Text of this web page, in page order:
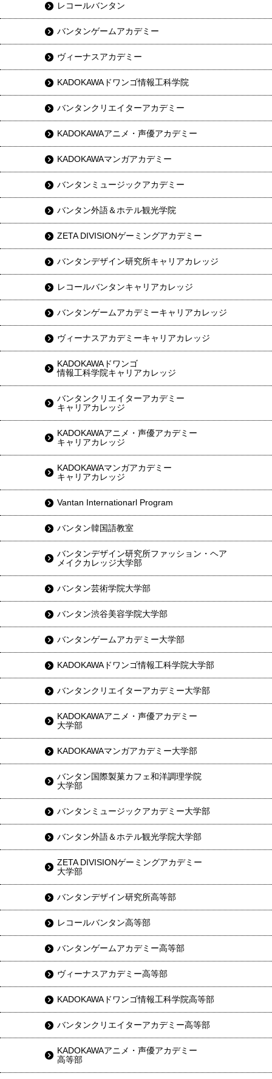
レコールバンタン
バンタンゲームアカデミー
ヴィーナスアカデミー
KADOKAWAドワンゴ情報工科学院
バンタンクリエイターアカデミー
KADOKAWAアニメ・声優アカデミー
KADOKAWAマンガアカデミー
バンタンミュージックアカデミー
バンタン外語＆ホテル観光学院
ZETA DIVISIONゲーミングアカデミー
バンタンデザイン研究所キャリアカレッジ
レコールバンタンキャリアカレッジ
バンタンゲームアカデミーキャリアカレッジ
ヴィーナスアカデミーキャリアカレッジ
KADOKAWAドワンゴ
情報工科学院キャリアカレッジ
バンタンクリエイターアカデミー
キャリアカレッジ
KADOKAWAアニメ・声優アカデミー
キャリアカレッジ
KADOKAWAマンガアカデミー
キャリアカレッジ
Vantan Internationarl Program
バンタン韓国語教室
バンタンデザイン研究所ファッション・ヘア
メイクカレッジ大学部
バンタン芸術学院大学部
バンタン渋谷美容学院大学部
バンタンゲームアカデミー大学部
KADOKAWAドワンゴ情報工科学院大学部
バンタンクリエイターアカデミー大学部
KADOKAWAアニメ・声優アカデミー
大学部
KADOKAWAマンガアカデミー大学部
バンタン国際製菓カフェ和洋調理学院
大学部
バンタンミュージックアカデミー大学部
バンタン外語＆ホテル観光学院大学部
ZETA DIVISIONゲーミングアカデミー
大学部
バンタンデザイン研究所高等部
レコールバンタン高等部
バンタンゲームアカデミー高等部
ヴィーナスアカデミー高等部
KADOKAWAドワンゴ情報工科学院高等部
バンタンクリエイターアカデミー高等部
KADOKAWAアニメ・声優アカデミー
高等部